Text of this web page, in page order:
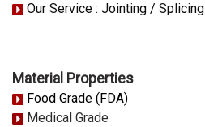
Our Service : Jointing / Splicing
Material Properties
Food Grade (FDA)
Medical Grade